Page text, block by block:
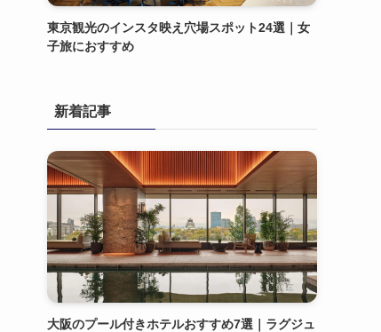
東京観光のインスタ映え穴場スポット24選｜女
子旅におすすめ
新着記事
大阪のプール付きホテルおすすめ7選｜ラグジュ